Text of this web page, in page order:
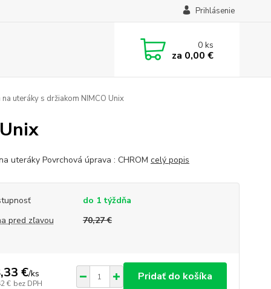
Prihlásenie
0ks
za 0,00 €
na uteráky s držiakom NIMCO Unix
uteráky Povrchová úprava : CHROM celý popis
do 1 týždňa
pred zľavou
70,27 €
€/ks
€ bez DPH
Pridať do košíka